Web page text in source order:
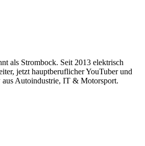
als Strombock. Seit 2013 elektrisch
jetzt hauptberuflicher YouTuber und
Autoindustrie, IT & Motorsport.